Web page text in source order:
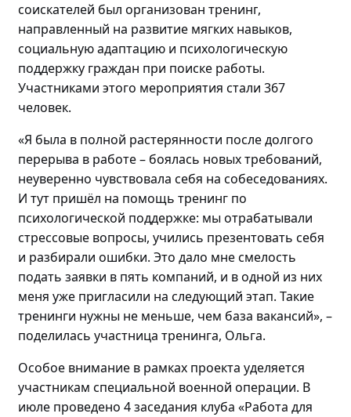
соискателей был организован тренинг,
направленный на развитие мягких навыков,
социальную адаптацию и психологическую
поддержку граждан при поиске работы.
Участниками этого мероприятия стали 367
человек.
«Я была в полной растерянности после долгого
перерыва в работе – боялась новых требований,
неуверенно чувствовала себя на собеседованиях.
И тут пришёл на помощь тренинг по
психологической поддержке: мы отрабатывали
стрессовые вопросы, учились презентовать себя
и разбирали ошибки. Это дало мне смелость
подать заявки в пять компаний, и водной из них
меня уже пригласили на следующий этап. Такие
тренинги нужны не меньше, чем база вакансий», –
поделилась участница тренинга, Ольга.
Особое внимание в рамках проекта уделяется
участникам специальной военной операции. В
июле проведено 4 заседания клуба «Работа для